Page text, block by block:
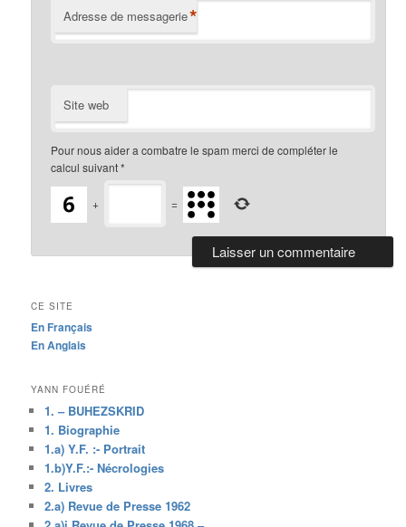
Adresse de messagerie*
Site web
Pour nous aider a combatre le spam merci de compléter le
calcul suivant*
+ =
CE SITE
En Français
En Anglais
YANN FOUÉRÉ
1. – BUHEZSKRID
1. Biographie
1.a) Y.F. :- Portrait
1.b)Y.F.:- Nécrologies
2. Livres
2.a) Revue de Presse 1962